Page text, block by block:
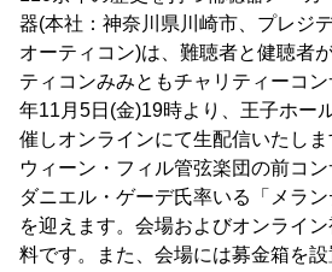
器(本社：神奈川県川崎市、プレジ
オーティコン)は、難聴者と健聴者
ティコンみみともチャリティーコ
年11月5日(金)19時より、王子ホー
催しオンラインにて生配信いたしま
ウィーン・フィル管弦楽団の前コ
ダニエル・ゲーデ氏率いる「メラン
を迎えます。会場およびオンライ
料です。また、会場には募金箱を